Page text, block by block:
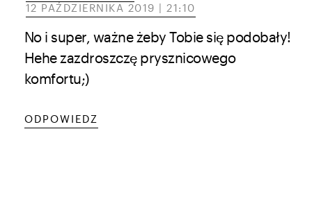
12 PAŹDZIERNIKA 2019 | 21:10
No i super, ważne żeby Tobie się podobały!
Hehe zazdroszczę prysznicowego
komfortu;)
ODPOWIEDZ